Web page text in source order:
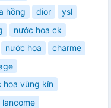
hồng dior
ysl
nước hoa ck
nước hoa
charme
hoa vùng kín
lancome